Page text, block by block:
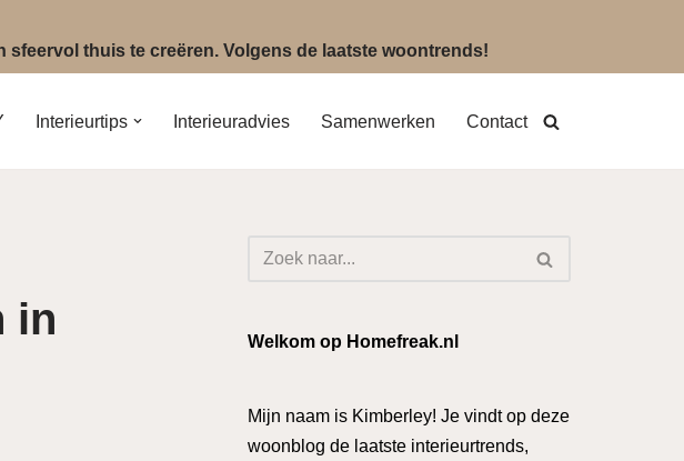
thuis te creëren. Volgens de laatste woontrends!
Interieurtips Interieuradvies Samenwerken Contact
in
Welkom op Homefreak.nl
Mijn naam is Kimberley! Je vindt op deze
woonblog de laatste interieurtrends,